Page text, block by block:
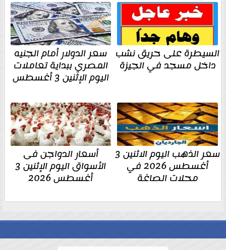
السيطرة على حريق نشب
داخل مسجد في الجيزة
سعر الدولار أمام الجنيه
المصري ببداية تعاملات
اليوم الإثنين 3 أغسطس
سعر الذهب اليوم الاثنين 3
أغسطس 2026 في
محلات الصاغة
أسعار الدواجن فى
الأسواق اليوم الإثنين 3
أغسطس 2026